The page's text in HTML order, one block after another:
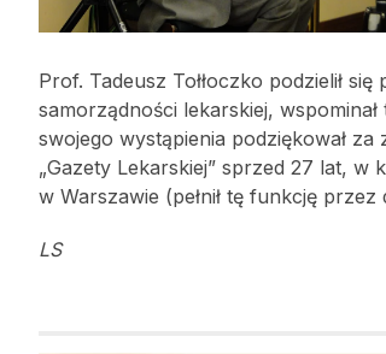
Prof. Tadeusz Tołłoczko podzielił
samorządności lekarskiej,
swojego wystąpienia podziękował
„Gazety Lekarskiej” sprzed 27 lat,
w Warszawie (pełnił tę funkcję przez
LS